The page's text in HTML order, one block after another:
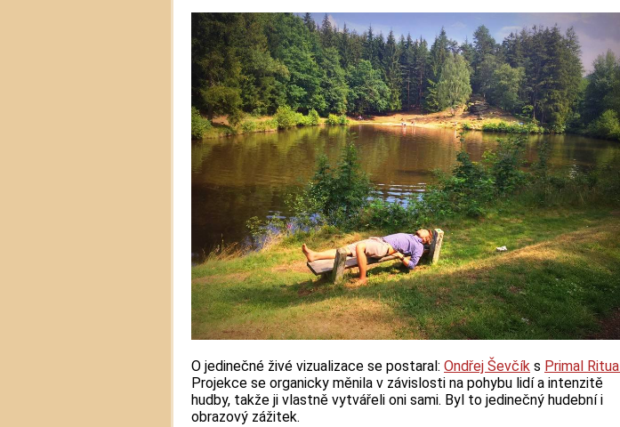
O jedinečné živé vizualizace se postaral: Ondřej Ševčík s Primal Ritual
Projekce se organicky měnila v závislosti na pohybu lidí a intenzitě
hudby, takže ji vlastně vytvářeli oni sami. Byl to jedinečný hudební i
obrazový zážitek.